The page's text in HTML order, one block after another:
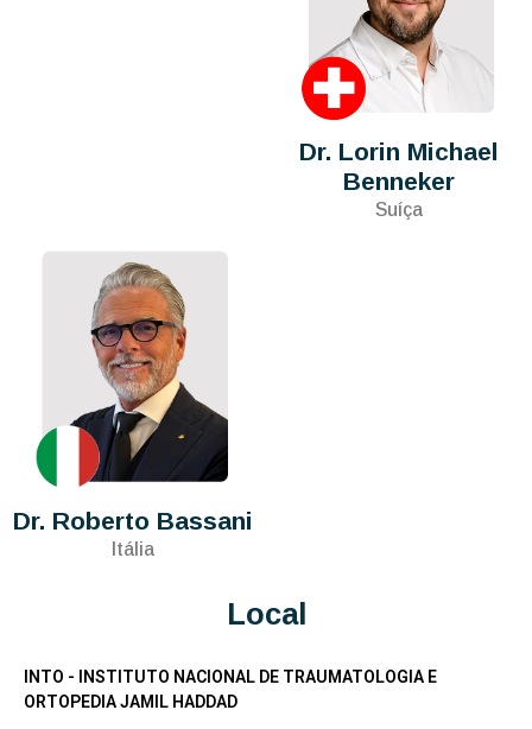
Dr. Lorin Michael
Benneker
Suíça
Dr. Roberto Bassani
Itália
Local
INTO - INSTITUTO NACIONAL DE TRAUMATOLOGIA E
ORTOPEDIA JAMIL HADDAD